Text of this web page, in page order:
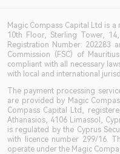
Magic Compass Capital Ltd is
10th Floor, Sterling Tower,
Registration Number: 202283
Commission (FSC) of
compliant with all necessary
with local and international
The payment processing
are provided by Magic
Compass Capital Ltd,
Athanasios, 4106 Limassol,
is regulated by the Cyprus
with licence number 299/16.
operate under the Magic